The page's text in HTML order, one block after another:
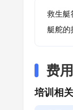
救生艇
艇舵的
费
培训相